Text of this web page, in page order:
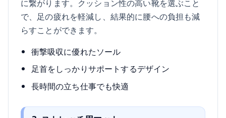
に繋がります。クッション性の高い靴を選ぶこと
で、足の疲れを軽減し、結果的に腰への負担も減
らすことができます。
衝撃吸収に優れたソール
足首をしっかりサポートするデザイン
長時間の立ち仕事でも快適